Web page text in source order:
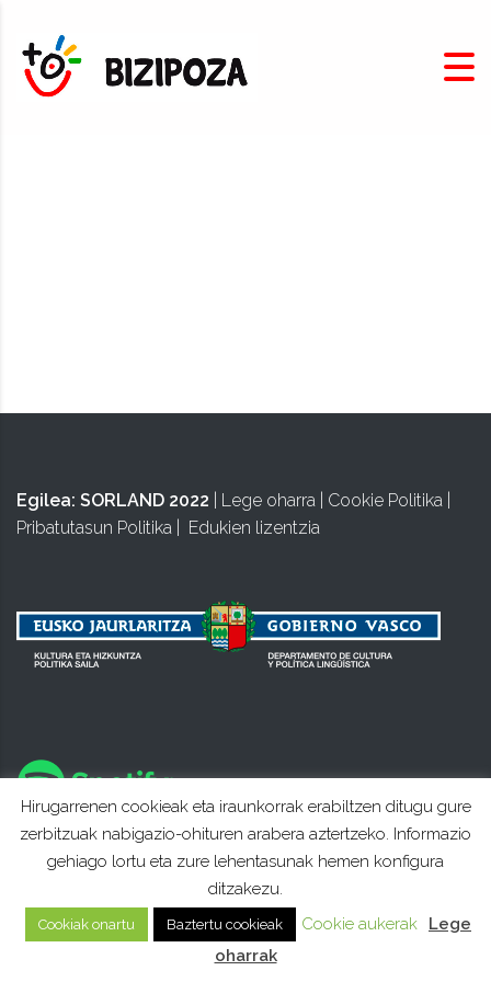
Egilea: SORLAND 2022 Lege oharra Cookie Politika
Pribatutasun Politika
Edukien lizentzia
Hirugarrenen cookieak eta iraunkorrak erabiltzen ditugu gure
zerbitzuak nabigazio-ohituren arabera aztertzeko. Informazio
gehiago lortu eta zure lehentasunak hemen konfigura
ditzakezu.
Cookiak onartu Baztertu cookieak Cookie aukerak
Lege
oharrak